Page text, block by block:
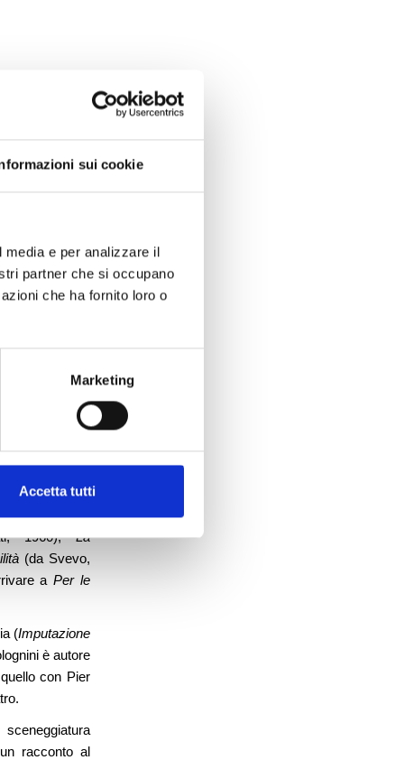
sui cookie
e per analizzare il
partner che si occupano
che ha fornito loro o
Marketing
Accetta tutti
Ecco i
del
il premio per
di amici
il
Circolo del
più naturale
celebri opere
1960),La
(da Svevo,
aPer le
(Imputazione
è autore
con Pier
racconto al